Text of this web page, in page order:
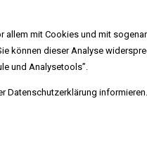
mit Cookies und mit
können dieser Analyse
und Analysetools”.
Datenschutzerklärung informieren.